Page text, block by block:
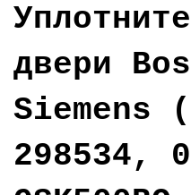
двери
Siemens
298534,